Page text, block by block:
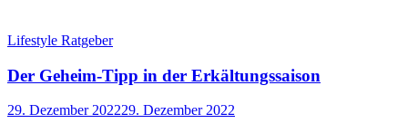
Lifestyle Ratgeber
Der Geheim-Tipp in der Erkältungssaison
29. Dezember 202229. Dezember 2022